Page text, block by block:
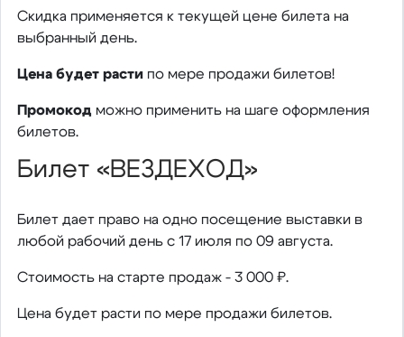
Скидка применяется к текущей цене билета на
выбранный день.
Цена будет расти по мере продажи билетов!
Промокод можно применить на шаге оформления
билетов.
Билет «ВЕЗДЕХОД»
Билет дает право на одно посещение выставки в
любой рабочий день с 17 июля по 09 августа.
Стоимость на старте продаж - 3 000 ₽.
Цена будет расти по мере продажи билетов.